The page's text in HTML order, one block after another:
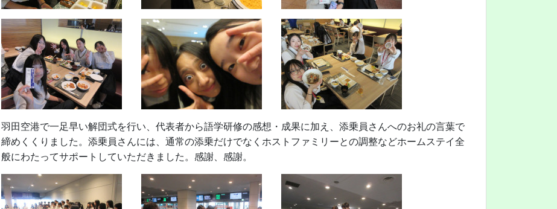
羽田空港で一足早い解団式を行い、代表者から語学研修の感想・成果に加え、添乗員さんへのお礼の言葉で
締めくくりました。添乗員さんには、通常の添乗だけでなくホストファミリーとの調整などホームステイ全
般にわたってサポートしていただきました。感謝、感謝。